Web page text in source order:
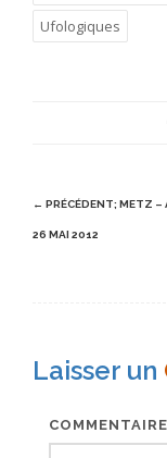
Ufologiques
N
a
a
← PRÉCÉDENT; METZ –
26 MAI 2012
Laisser un
COMMENTAIRE